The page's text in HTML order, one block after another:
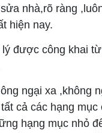
nhà,rõ ràng
hiện nay.
được công khai
ngại xa ,không
cả các hạng
hạng mục nhỏ